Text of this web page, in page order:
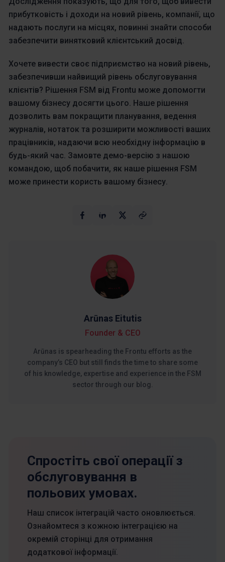
прибутковість і доходи на новий рівень, компанії, що
надають послуги на місцях, повинні знайти способи
забезпечити винятковий клієнтський досвід.
Хочете вивести своє підприємство на новий рівень,
забезпечивши найвищий рівень обслуговування
клієнтів? Рішення FSM від Frontu може допомогти
вашому бізнесу досягти цього. Наше рішення
дозволить вам покращити планування, ведення
журналів, нотаток та розширити можливості ваших
працівників, надаючи всю необхідну інформацію в
будь-який час. Замовте демо-версію з нашою
командою, щоб побачити, як наше рішення FSM
може принести користь вашому бізнесу.
Arūnas Eitutis
Founder & CEO
Arūnas is spearheading the Frontu efforts as the
company’s CEO but still finds the time to share some
of his knowledge, expertise and experience in the FSM
sector through our blog.
Спростіть свої операції з
обслуговування в
польових умовах.
Наш список інтеграцій часто оновлюється.
Ознайомтеся з кожною інтеграцією на
окремій сторінці для отримання
додаткової інформації.